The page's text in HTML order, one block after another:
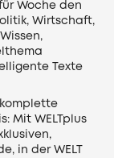
Woche den
Wirtschaft,
Texte
Mit WELTplus
in der WELT